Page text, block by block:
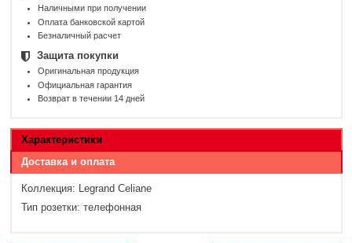
Наличными при получении
Оплата банковской картой
Безналичный расчет
Защита покупки
Оригинальная продукция
Официальная гарантия
Возврат в течении 14 дней
Характеристики
Доставка и оплата
Коллекция: Legrand Celiane
Тип розетки: телефонная